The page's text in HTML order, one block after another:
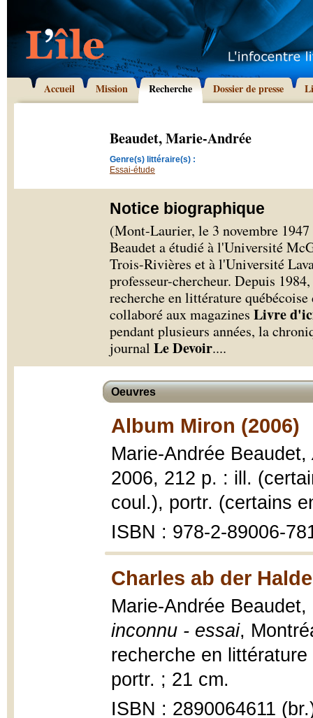
Accueil Mission Recherche Dossier de presse
Beaudet, Marie-Andrée
Genre(s) littéraire(s) :
Essai-étude
Notice biographique
(Mont-Laurier, le 3 novembre
Beaudet a étudié à l'Université
Trois-Rivières et à l'Université
professeur-chercheur. Depuis
recherche en littérature
collaboré aux magazines Livre
pendant plusieurs années, la
journal Le Devoir....
Oeuvres
Album Miron (2006)
Marie-Andrée Beaudet,
2006, 212 p. : ill.
coul.), portr. (certains
ISBN : 978-2-89006-
Charles ab der
Marie-Andrée Beaudet,
inconnu - essai,
recherche en
portr. ; 21 cm.
ISBN : 2890064611